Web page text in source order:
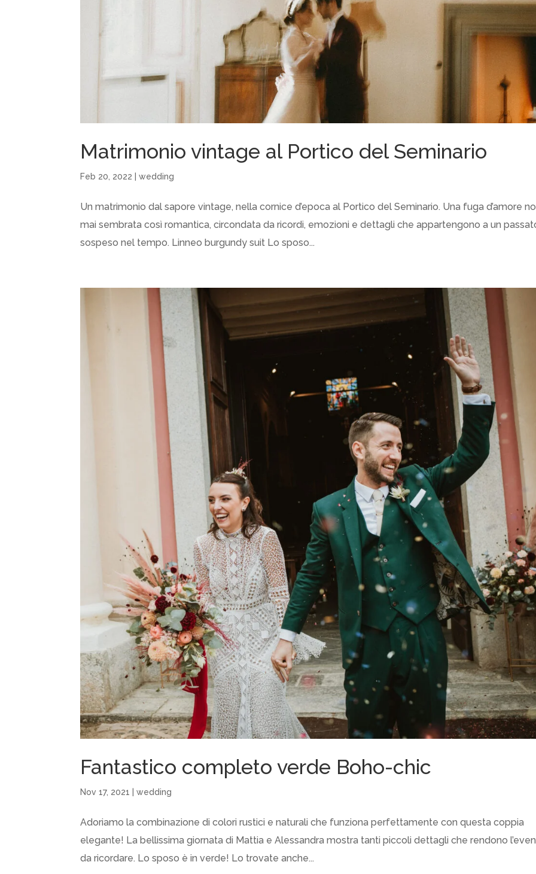
Matrimonio vintage al Portico del Seminario
Feb 20, 2022 |wedding
Un matrimonio dal sapore vintage, nella cornice d’epoca al Portico del Seminario. Una fuga d’amore
mai sembrata così romantica, circondata da ricordi, emozioni e dettagli che appartengono a un
sospeso nel tempo. Linneo burgundy suit Lo sposo...
Fantastico completo verde Boho-chic
Nov 17, 2021 |wedding
Adoriamo la combinazione di colori rustici e naturali che funziona perfettamente con questa coppia
elegante! La bellissima giornata di Mattia e Alessandra mostra tanti piccoli dettagli che rendono
da ricordare. Lo sposo è in verde! Lo trovate anche...